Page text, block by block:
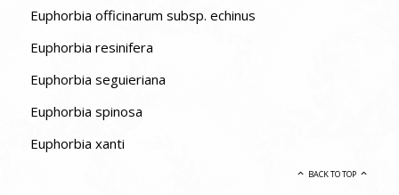
Euphorbia officinarum subsp. echinus
Euphorbia resinifera
Euphorbia seguieriana
Euphorbia spinosa
Euphorbia xanti
BACK TO TOP